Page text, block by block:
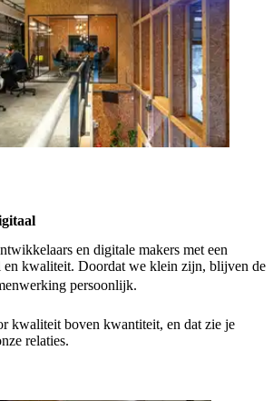
en digitale makers met een
en kwaliteit. Doordat we klein zijn, blijven de
persoonlijk.
kwaliteit boven kwantiteit, en dat zie je
relaties.